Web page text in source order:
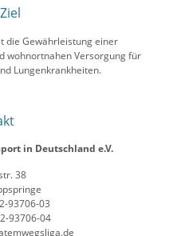
die Gewährleistung einer
wohnortnahen Versorgung für
Lungenkrankheiten.
in Deutschland e.V.
38
93706-03
93706-04